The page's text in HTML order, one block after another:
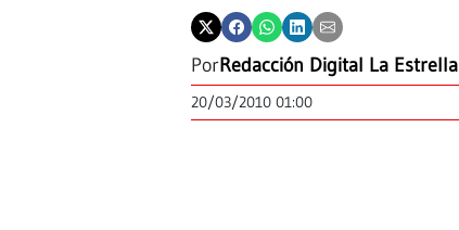
PorRedacción Digital La Estrella
20/03/2010 01:00